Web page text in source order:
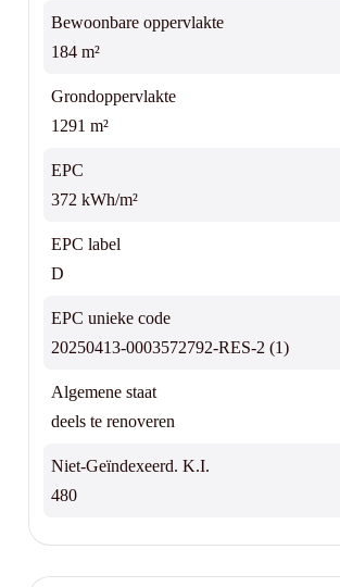
renovatieverplichting, asbestveilig. Contacteer Top Vastgoed
voor een bezoek op 0475 700 700.
Bewoonbare oppervlakte
184 m²
Grondoppervlakte
1291 m²
EPC
372 kWh/m²
EPC label
D
EPC unieke code
20250413-0003572792-RES-2 (1)
Algemene staat
deels te renoveren
Niet-Geïndexeerd. K.I.
480